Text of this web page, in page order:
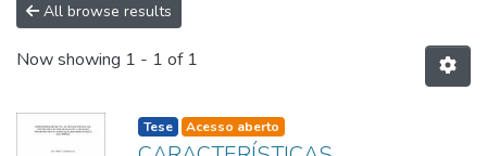
All browse results
Now showing 1 - 1 of 1
listelement.badge.dso-type
Tese Acesso aberto